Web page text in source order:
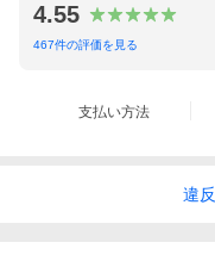
4.55
467件の評価を見る
支払い方法
違反